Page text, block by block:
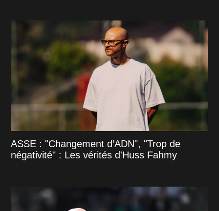
ASSE : "Changement d’ADN", "Trop de
négativité" : Les vérités d'Huss Fahmy